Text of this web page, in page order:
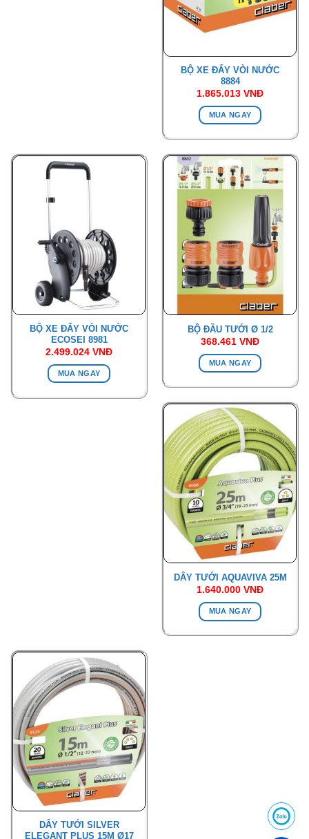
BỘ XE ĐẨY VÒI NƯỚC
8884
1.865.013 VNĐ
MUA NGAY
BỘ XE ĐẨY VÒI NƯỚC
ECOSEI 8981
2.499.024 VNĐ
MUA NGAY
BỘ ĐẦU TƯỚI Ø 1/2
368.461 VNĐ
MUA NGAY
DÂY TƯỚI AQUAVIVA 25M
1.640.000 VNĐ
MUA NGAY
DÂY TƯỚI SILVER
ELEGANT PLUS 15M Ø17